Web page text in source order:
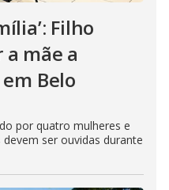
Filho
mãe a
Belo
por quatro mulheres e
ser ouvidas durante